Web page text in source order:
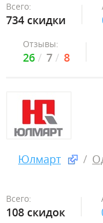
Всего:
734 скидки
Отзывы:
26 7 8
Юлмарт
Всего:
108 скидок